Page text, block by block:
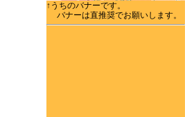
↑うちのバナーです。
バナーは直推奨でお願いします。